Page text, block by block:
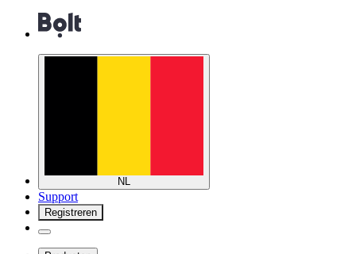
NL
Support
Registreren